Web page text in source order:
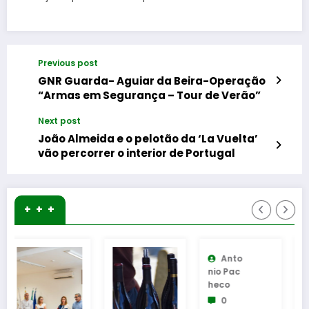
Previous post
GNR Guarda- Aguiar da Beira-Operação
“Armas em Segurança – Tour de Verão”
Next post
João Almeida e o pelotão da ‘La Vuelta’
vão percorrer o interior de Portugal
+ + +
Anto
Nio Pac
Heco
0